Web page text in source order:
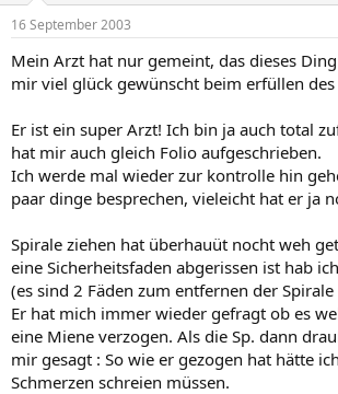
16 September 2003
Mein Arzt hat nur gemeint, das dieses
mir viel glück gewünscht beim erfüllen
Er ist ein super Arzt! Ich bin ja auch total
hat mir auch gleich Folio aufgeschrieben.
Ich werde mal wieder zur kontrolle hin
paar dinge besprechen, vieleicht hat er ja
Spirale ziehen hat überhauüt nocht weh
eine Sicherheitsfaden abgerissen ist hab
(es sind 2 Fäden zum entfernen der
Er hat mich immer wieder gefragt ob es
eine Miene verzogen. Als die Sp. dann
mir gesagt : So wie er gezogen hat hätte
Schmerzen schreien müssen.